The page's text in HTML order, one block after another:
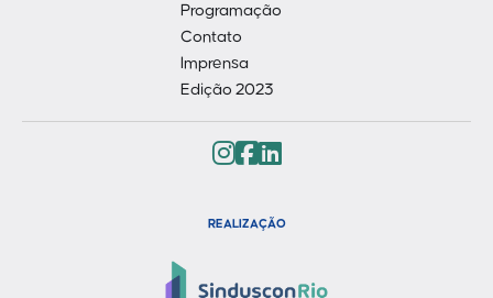
Programação
Contato
Imprensa
Edição 2023
REALIZAÇÃO